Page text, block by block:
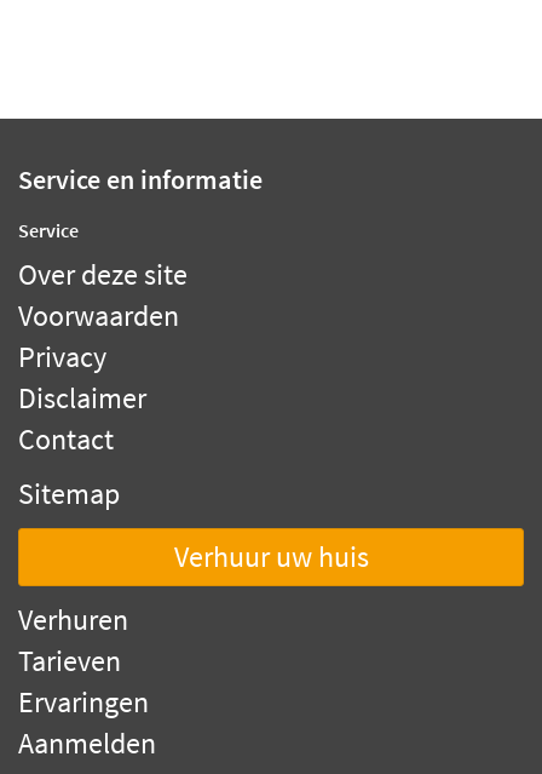
Service en informatie
Service
Over deze site
Voorwaarden
Privacy
Disclaimer
Contact
Sitemap
Verhuur uw huis
Verhuren
Tarieven
Ervaringen
Aanmelden